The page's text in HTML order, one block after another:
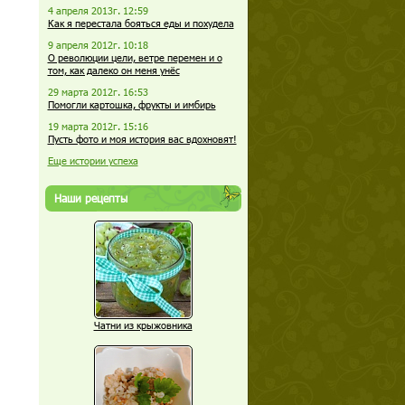
4 апреля 2013г. 12:59
Как я перестала бояться еды и похудела
9 апреля 2012г. 10:18
О революции цели, ветре перемен и о
том, как далеко он меня унёс
29 марта 2012г. 16:53
Помогли картошка, фрукты и имбирь
19 марта 2012г. 15:16
Пусть фото и моя история вас вдохновят!
Еще истории успеха
Наши рецепты
Чатни из крыжовника